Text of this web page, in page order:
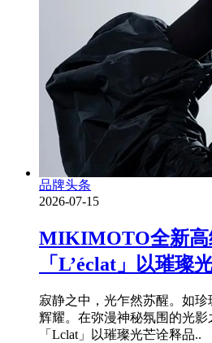
品牌头条
2026-07-15
MIKIMOTO全新高
「L’éclat」以璀璨
寂静之中，光乍然苏醒。如
辉耀。在弥漫神秘氛围的光影
「Lclat」以璀璨光芒诠释品..